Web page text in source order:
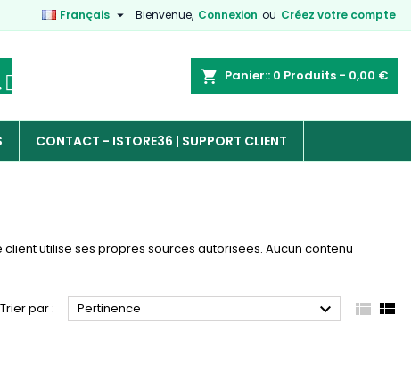
Bienvenue, Connexion ou Créez votre compte
Français 
Panier: 0 Produits - 0,00 €

CONTACT - ISTORE36 | SUPPORT CLIENT
utilise ses propres sources autorisees. Aucun contenu
Trier par : Pertinence   